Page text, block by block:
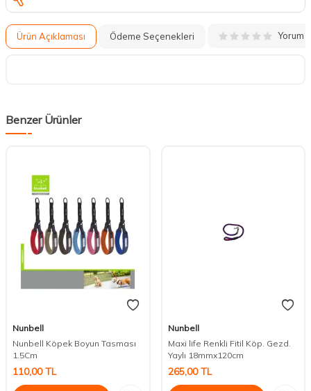
Ürün Açıklaması Ödeme Seçenekleri Yorum
Benzer Ürünler
Nunbell
Nunbell Köpek Boyun Tasması
1.5Cm
110,00TL
Nunbell
Maxi life Renkli Fitil Köp. Gezd.
Yaylı 18mmx120cm
265,00TL